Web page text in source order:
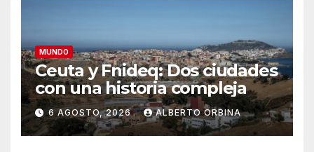
MUNDO
Ceuta y Fnideq: Dos ciudades
con una historia compleja
6 AGOSTO, 2026 ALBERTO ORBINA